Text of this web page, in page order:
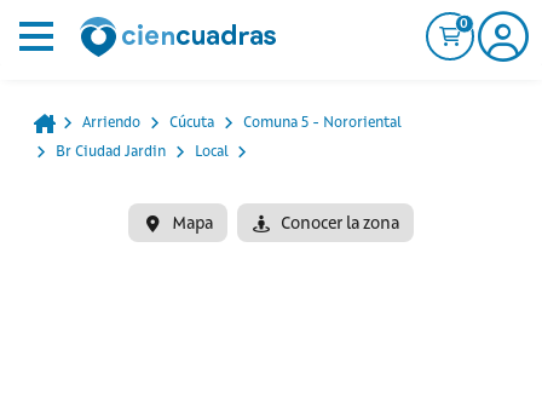
0
Arriendo Cúcuta
Comuna 5 - Nororiental
Br Ciudad Jardin
Local
Mapa Conocer la zona